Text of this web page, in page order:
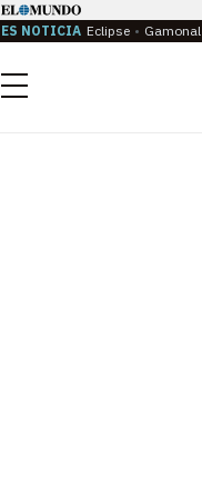
ES NOTICIA Eclipse Gamonal
Menú